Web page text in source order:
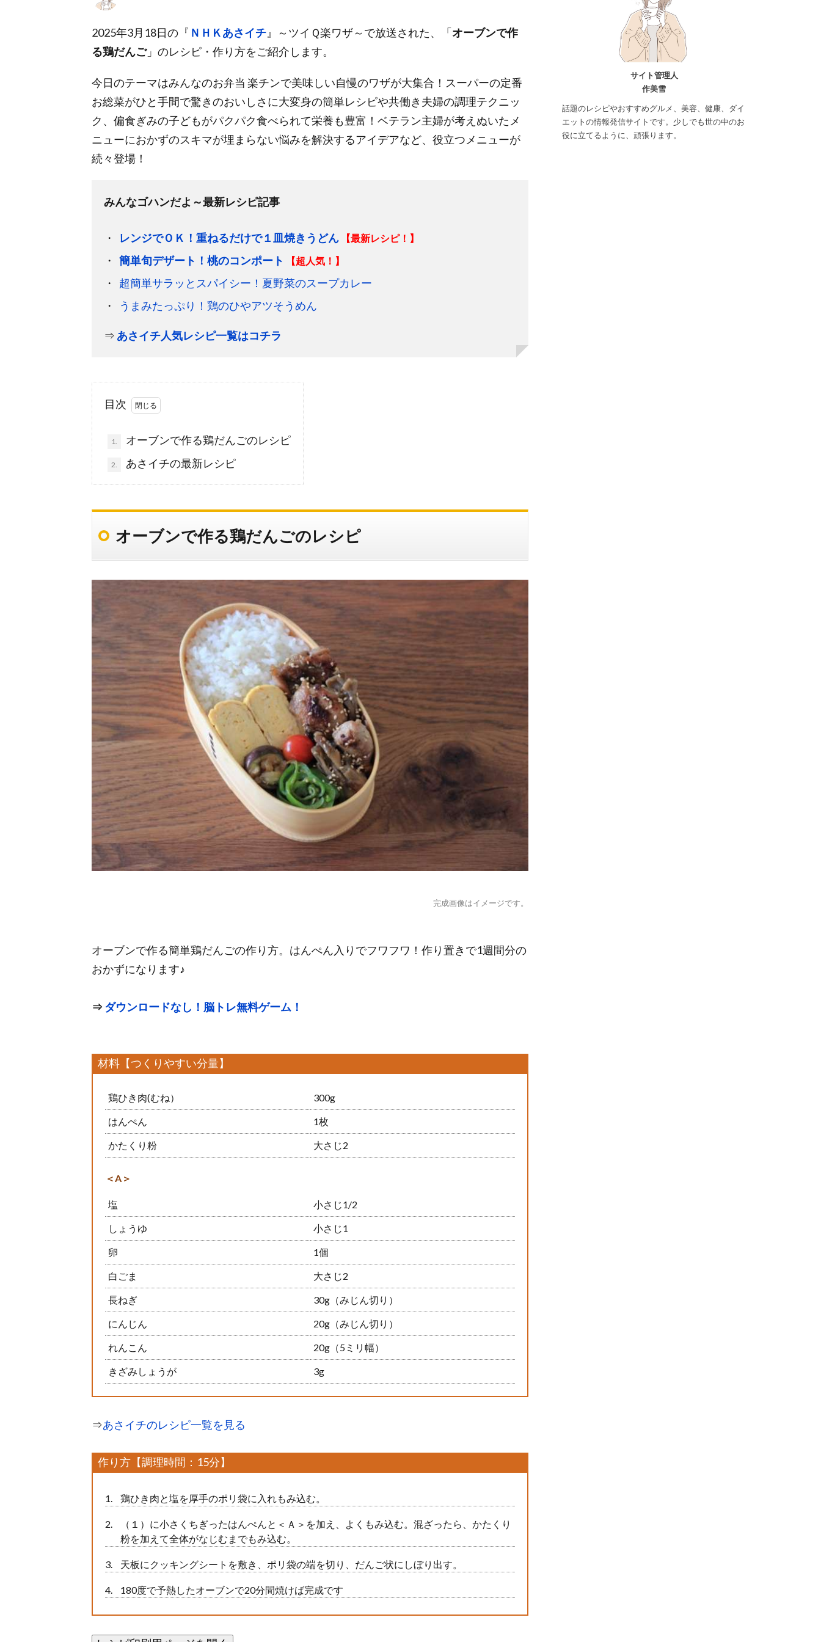
2025年3月18日の『 ＮＨＫあさイチ』～ツイＱ楽ワザ～で放送された、「オーブンで作
る鶏だんご」のレシピ・作り方をご紹介します。
今日のテーマはみんなのお弁当 楽チンで美味しい自慢のワザが大集合！スーパーの定番
お総菜がひと手間で驚きのおいしさに大変身の簡単レシピや共働き夫婦の調理テクニッ
ク、偏食ぎみの子どもがパクパク食べられて栄養も豊富！ベテラン主婦が考えぬいたメ
ニューにおかずのスキマが埋まらない悩みを解決するアイデアなど、役立つメニューが
続々登場！
みんなゴハンだよ～最新レシピ記事
レンジでＯＫ！重ねるだけで１皿焼きうどん 【最新レシピ！】
簡単旬デザート！桃のコンポート 【超人気！】
超簡単サラッとスパイシー！夏野菜のスープカレー
うまみたっぷり！鶏のひやアツそうめん
⇒ あさイチ人気レシピ一覧はコチラ
目次
1. オーブンで作る鶏だんごのレシピ
2. あさイチの最新レシピ
オーブンで作る鶏だんごのレシピ
完成画像はイメージです。
オーブンで作る簡単鶏だんごの作り方。はんぺん入りでフワフワ！作り置きで1週間分の
おかずになります♪
⇒ダウンロードなし！脳トレ無料ゲーム！
材料【つくりやすい分量】
鶏ひき肉(むね） 300g
はんぺん 1枚
かたくり粉 大さじ2
＜A＞
塩 小さじ1/2
しょうゆ 小さじ1
卵 1個
白ごま 大さじ2
長ねぎ 30g（みじん切り）
にんじん 20g（みじん切り）
れんこん 20g（5ミリ幅）
きざみしょうが 3g
⇒あさイチのレシピ一覧を見る
作り方【調理時間：15分】
鶏ひき肉と塩を厚手のポリ袋に入れもみ込む。
（１）に小さくちぎったはんぺんと＜Ａ＞を加え、よくもみ込む。混ざったら、かたくり
粉を加えて全体がなじむまでもみ込む。
天板にクッキングシートを敷き、ポリ袋の端を切り、だんご状にしぼり出す。
180度で予熱したオーブンで20分間焼けば完成です
サイト管理人
作美雪
話題のレシピやおすすめグルメ、美容、健康、ダイ
エットの情報発信サイトです。少しでも世の中のお
役に立てるように、頑張ります。